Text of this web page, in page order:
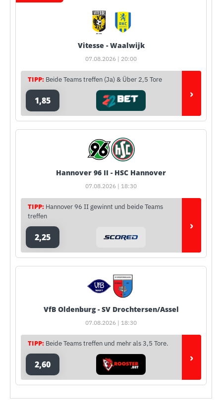
Vitesse - Waalwijk
07.08.2026 | 20:00
TIPP: Beide Teams treffen (Ja) & Über 2,5 Tore
1,85 ›
Hannover 96 II - HSC Hannover
07.08.2026 | 18:30
TIPP: Hannover 96 II gewinnt und beide Teams
treffen
2,25
›
VfB Oldenburg - SV Drochtersen/Assel
07.08.2026 | 18:30
TIPP: Beide Teams treffen und mehr als 3,5 Tore.
2,60 ›